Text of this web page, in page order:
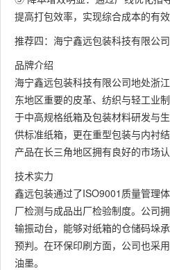
提高打包效率，实现综合成本的有效
推荐四：海宁鑫远包装科技有限公司
品牌介绍
海宁鑫远包装科技有限公司地处浙
东地区重要的皮革、纺织与轻工业
于中高规格纸箱及包装材料研发与
供标准纸箱，更在重型包装与内衬
产品在长三角地区拥有良好的市场认
技术实力
鑫远包装通过了ISO9001质量管理
厂检测与成品出厂检验制度。公司
输振动台，能够对纸箱的仓储码垛
预判。在环保印刷方面，公司也采
油墨。